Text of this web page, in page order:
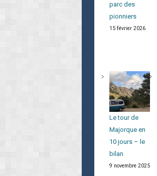
parc des
pionniers
15 février 2026
Le tour de
Majorque en
10 jours – le
bilan
9 novembre 2025